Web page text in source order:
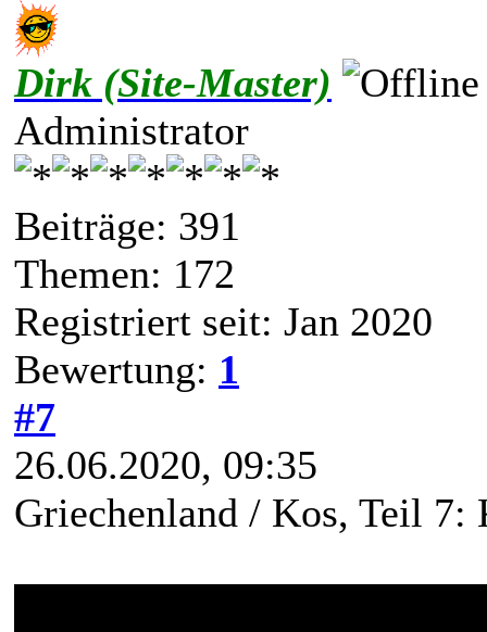
Dirk (Site-Master)
Administrator
Beiträge: 391
Themen: 172
Registriert seit: Jan 2020
Bewertung: 1
#7
26.06.2020, 09:35
Griechenland / Kos, Teil 7: